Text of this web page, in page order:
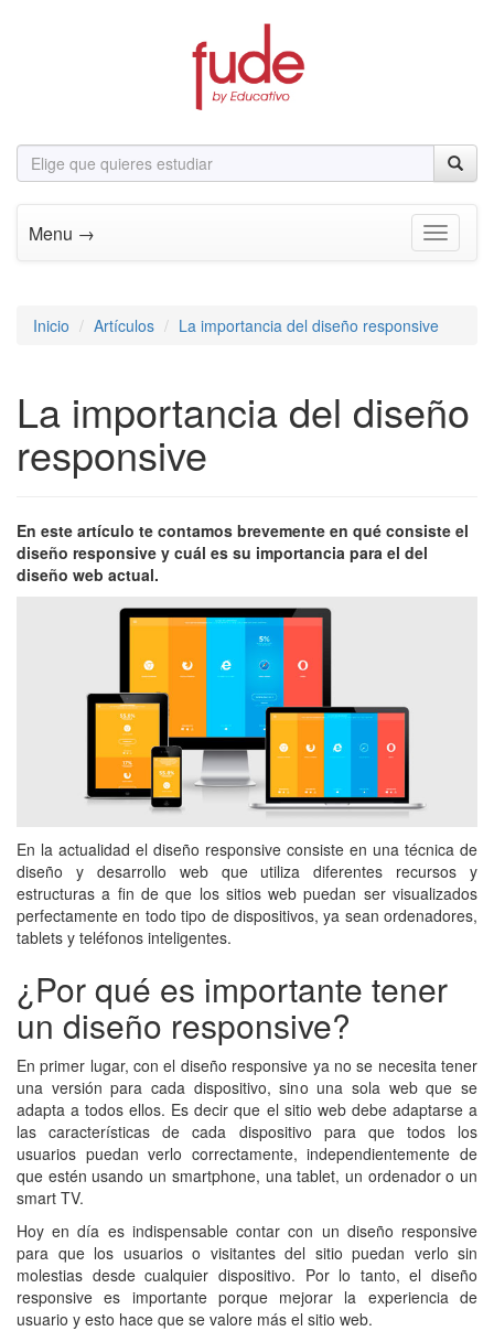
Menu → Toggle
Inicio Artículos La importancia del diseño responsive
La importancia del diseño
responsive
En este artículo te contamos brevemente en qué consiste el
diseño responsive y cuál es su importancia para el del
diseño web actual.
En la actualidad el diseño responsive consiste en una técnica de
diseño y desarrollo web que utiliza diferentes recursos y
estructuras a fin de que los sitios web puedan ser visualizados
perfectamente en todo tipo de dispositivos, ya sean ordenadores,
tablets y teléfonos inteligentes.
¿Por qué es importante tener
un diseño responsive?
En primer lugar, con el diseño responsive ya no se necesita tener
una versión para cada dispositivo, sino una sola web que se
adapta a todos ellos. Es decir que el sitio web debe adaptarse a
las características de cada dispositivo para que todos los
usuarios puedan verlo correctamente, independientemente de
que estén usando un smartphone, una tablet, un ordenador o un
smart TV.
Hoy en día es indispensable contar con un diseño responsive
para que los usuarios o visitantes del sitio puedan verlo sin
molestias desde cualquier dispositivo. Por lo tanto, el diseño
responsive es importante porque mejorar la experiencia de
usuario y esto hace que se valore más el sitio web.